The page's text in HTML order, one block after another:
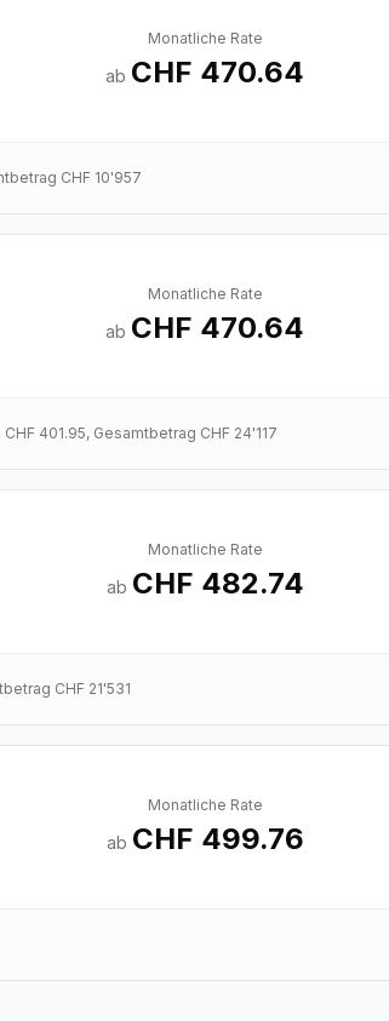
Monatliche Rate
ab CHF 470.64
CHF 10'957
Monatliche Rate
ab CHF 470.64
CHF 401.95, Gesamtbetrag CHF 24'117
Monatliche Rate
ab CHF 482.74
CHF 21'531
Monatliche Rate
ab CHF 499.76